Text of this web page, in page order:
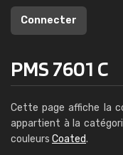
Connecter
PMS 7601 C
Cette page affiche la
appartient à la
couleurs Coated.